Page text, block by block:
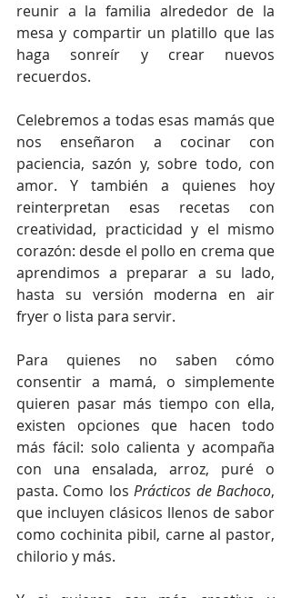
reunir a la familia alrededor de la
mesa y compartir un platillo que las
haga sonreír y crear nuevos
recuerdos.
Celebremos a todas esas mamás que
nos enseñaron a cocinar con
paciencia, sazón y, sobre todo, con
amor. Y también a quienes hoy
reinterpretan esas recetas con
creatividad, practicidad y el mismo
corazón: desde el pollo en crema que
aprendimos a preparar a su lado,
hasta su versión moderna en air
fryer o lista para servir.
Para quienes no saben cómo
consentir a mamá, o simplemente
quieren pasar más tiempo con ella,
existen opciones que hacen todo
más fácil: solo calienta y acompaña
con una ensalada, arroz, puré o
pasta. Como los Prácticos de Bachoco,
que incluyen clásicos llenos de sabor
como cochinita pibil, carne al pastor,
chilorio y más.